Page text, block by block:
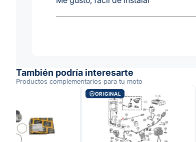
También podría interesarte
Productos complementarios para tu moto
ORIGINAL